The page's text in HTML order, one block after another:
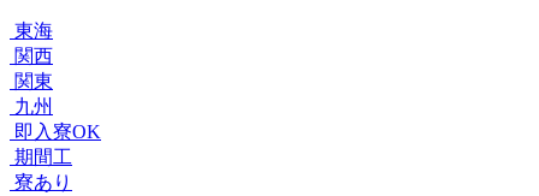
東海
関西
関東
九州
即入寮OK
期間工
寮あり